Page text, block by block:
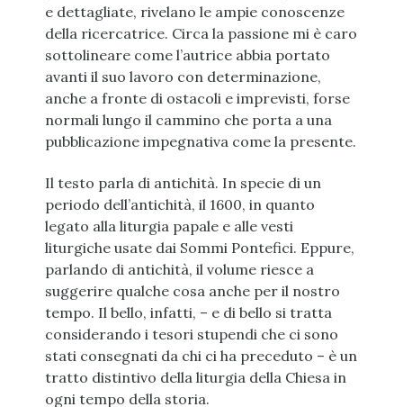
e dettagliate, rivelano le ampie conoscenze
della ricercatrice. Circa la passione mi è caro
sottolineare come l’autrice abbia portato
avanti il suo lavoro con determinazione,
anche a fronte di ostacoli e imprevisti, forse
normali lungo il cammino che porta a una
pubblicazione impegnativa come la presente.
Il testo parla di antichità. In specie di un
periodo dell’antichità, il 1600, in quanto
legato alla liturgia papale e alle vesti
liturgiche usate dai Sommi Pontefici. Eppure,
parlando di antichità, il volume riesce a
suggerire qualche cosa anche per il nostro
tempo. Il bello, infatti, – e di bello si tratta
considerando i tesori stupendi che ci sono
stati consegnati da chi ci ha preceduto – è un
tratto distintivo della liturgia della Chiesa in
ogni tempo della storia.